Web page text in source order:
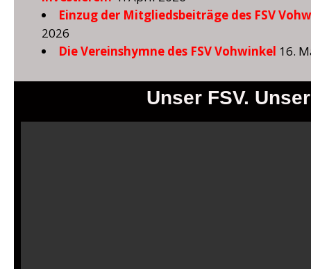
Einzug der Mitgliedsbeiträge des FSV
2026
Die Vereinshymne des FSV Vohwinkel 16.
Unser FSV.